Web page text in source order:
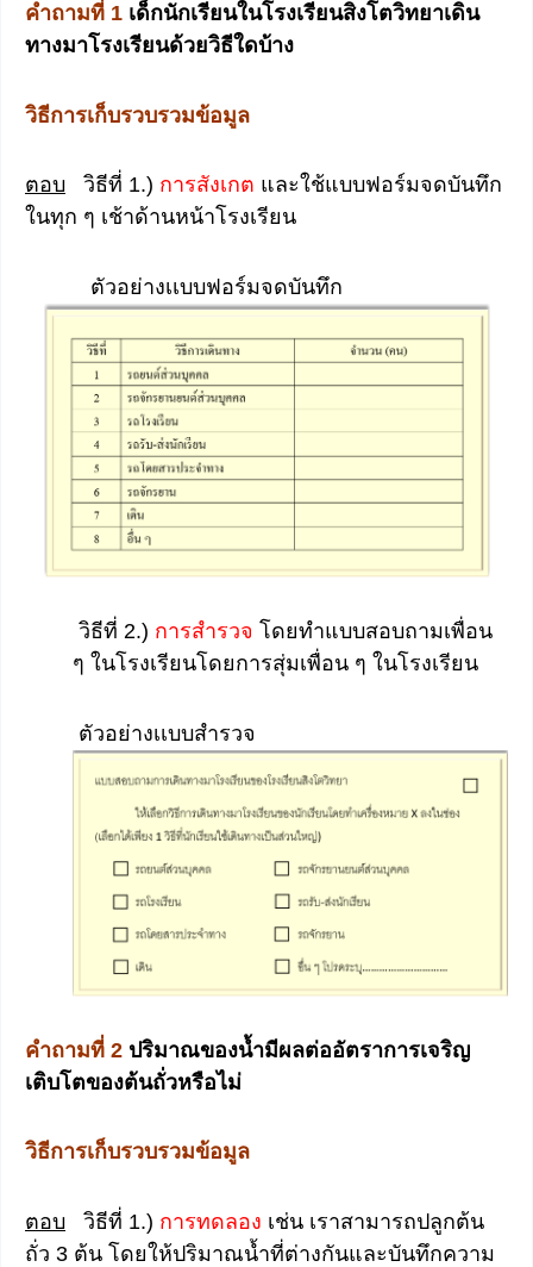
คำถามที่ 1 เด็กนักเรียนในโรงเรียนสิงโตวิทยาเดิน
ทางมาโรงเรียนด้วยวิธีใดบ้าง
วิธีการเก็บรวบรวมข้อมูล
ตอบ วิธีที่ 1.) การสังเกต และใช้แบบฟอร์มจดบันทึก
ในทุก ๆ เช้าด้านหน้าโรงเรียน
ตัวอย่างเเบบฟอร์มจดบันทึก
วิธีที่ 2.) การสำรวจ โดยทำแบบสอบถามเพื่อน
ๆ ในโรงเรียนโดยการสุ่มเพื่อน ๆ ในโรงเรียน
ตัวอย่างเเบบสำรวจ
คำถามที่ 2 ปริมาณของน้ำมีผลต่ออัตราการเจริญ
เติบโตของต้นถั่วหรือไม่
วิธีการเก็บรวบรวมข้อมูล
ตอบ วิธีที่ 1.) การทดลอง เช่น เราสามารถปลูกต้น
ถั่ว 3 ต้น โดยให้ปริมาณน้ำที่ต่างกันและบันทึกความ